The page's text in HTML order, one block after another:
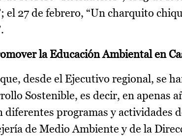
el 27 de febrero, “Un charquito
la Educación Ambiental en
desde el Ejecutivo regional, se
Sostenible, es decir, en apenas
programas y actividades
de Medio Ambiente y de la